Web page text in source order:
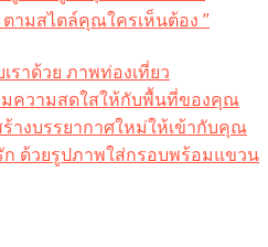
ามสไตล์คุณใครเห็นต้อง ”
ราด้วย ภาพท่องเที่ยว
มความสดใสให้กับพื้นที่ของคุณ
างบรรยากาศใหม่ให้เข้ากับคุณ
ด้วยรูปภาพใส่กรอบพร้อมแขวน​